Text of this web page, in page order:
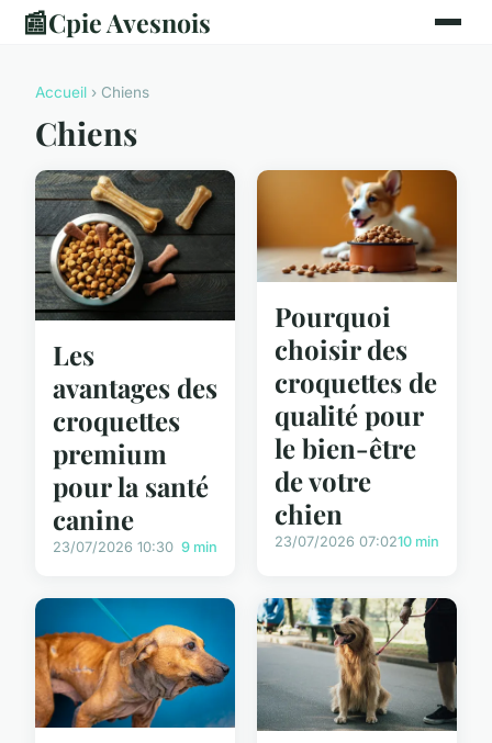
📰Cpie Avesnois
Accueil › Chiens
Chiens
Les
avantages des
croquettes
premium
pour la santé
canine
23/07/2026 10:30 9 min
Pourquoi
choisir des
croquettes de
qualité pour
le bien-être
de votre
chien
23/07/2026 07:0210 min